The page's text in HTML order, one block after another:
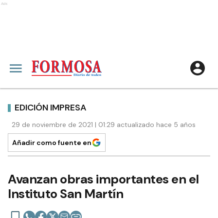
Ads
EDICIÓN IMPRESA
29 de noviembre de 2021 | 01:29 actualizado hace 5 años
Añadir como fuente en
Avanzan obras importantes en el
Instituto San Martín